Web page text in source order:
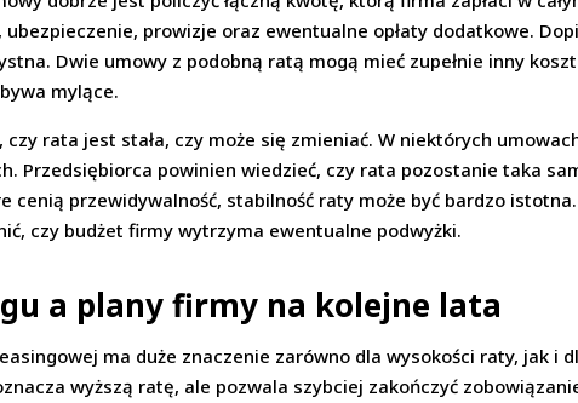
prowizje oraz ewentualne opłaty dodatkowe.
Dwie umowy z podobną ratą mogą mieć zupełnie inny
mylące.
rata jest stała, czy może się zmieniać. W niektórych
Przedsiębiorca powinien wiedzieć, czy rata pozostanie taka
cenią przewidywalność, stabilność raty może być bardzo
czy budżet firmy wytrzyma ewentualne podwyżki.
a plany firmy na kolejne lata
ma duże znaczenie zarówno dla wysokości raty, jak i
wyższą ratę, ale pozwala szybciej zakończyć